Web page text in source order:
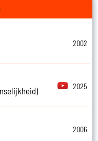
2002
2025
2006